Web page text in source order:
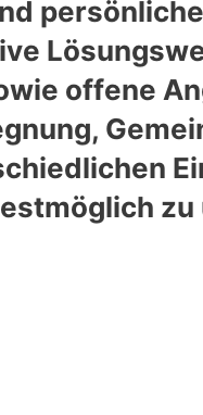
offene